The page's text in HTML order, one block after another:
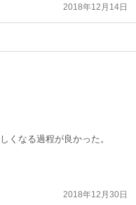
2018年12月14日
くなる過程が良かった。
2018年12月30日